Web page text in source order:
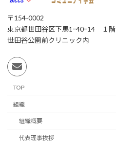
〒154-0002
東京都世田谷区下馬1ｰ40ｰ14 １階
世田谷公園前クリニック内
TOP
組織
組織概要
代表理事挨拶